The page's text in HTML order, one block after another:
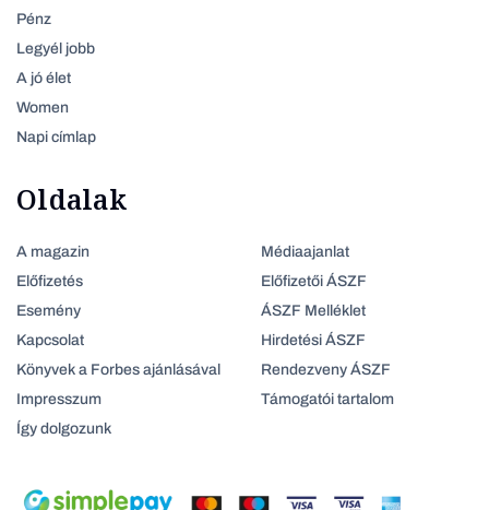
Pénz
Legyél jobb
A jó élet
Women
Napi címlap
Oldalak
A magazin
Előfizetés
Esemény
Kapcsolat
Könyvek a Forbes ajánlásával
Impresszum
Így dolgozunk
Médiaajanlat
Előfizetői ÁSZF
ÁSZF Melléklet
Hirdetési ÁSZF
Rendezveny ÁSZF
Támogatói tartalom